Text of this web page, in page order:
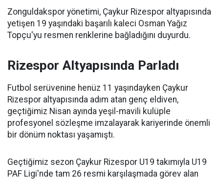
Zonguldakspor yönetimi, Çaykur Rizespor altyapısında
yetişen 19 yaşındaki başarılı kaleci Osman Yağız
Topçu'yu resmen renklerine bağladığını duyurdu.
Rizespor Altyapısında Parladı
Futbol serüvenine henüz 11 yaşındayken Çaykur
Rizespor altyapısında adım atan genç eldiven,
geçtiğimiz Nisan ayında yeşil-mavili kulüple
profesyonel sözleşme imzalayarak kariyerinde önemli
bir dönüm noktası yaşamıştı.
Geçtiğimiz sezon Çaykur Rizespor U19 takımıyla U19
PAF Ligi'nde tam 26 resmi karşılaşmada görev alan